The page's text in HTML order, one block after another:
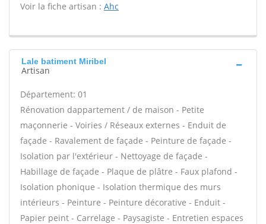
Voir la fiche artisan : Ahc
Lale batiment Miribel
Artisan
Département: 01
Rénovation dappartement / de maison - Petite
maçonnerie - Voiries / Réseaux externes - Enduit de
façade - Ravalement de façade - Peinture de façade -
Isolation par l'extérieur - Nettoyage de façade -
Habillage de façade - Plaque de plâtre - Faux plafond -
Isolation phonique - Isolation thermique des murs
intérieurs - Peinture - Peinture décorative - Enduit -
Papier peint - Carrelage - Paysagiste - Entretien espaces